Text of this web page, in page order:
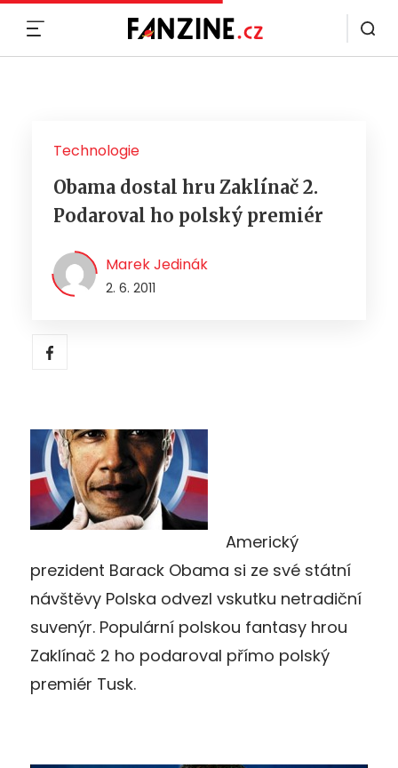
Technologie
Obama dostal hru Zaklínač 2.
Podaroval ho polský premiér
Marek Jedinák
2. 6. 2011
Americký
prezident Barack Obama si ze své státní
návštěvy Polska odvezl vskutku netradiční
suvenýr. Populární polskou fantasy hrou
Zaklínač 2 ho podaroval přímo polský
premiér Tusk.